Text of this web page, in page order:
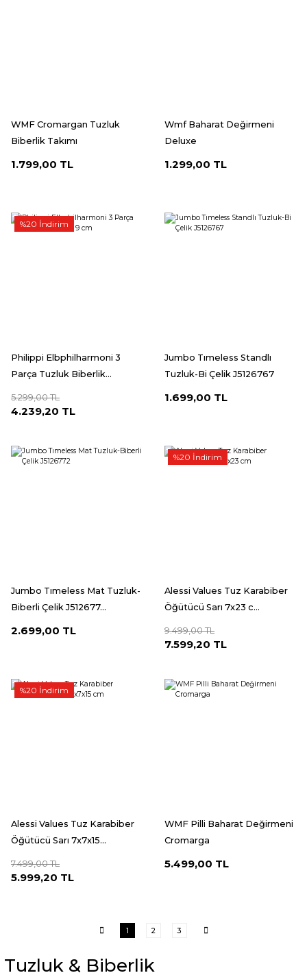
WMF Cromargan Tuzluk
Biberlik Takımı
1.799,00 TL
Wmf Baharat Değirmeni
Deluxe
1.299,00 TL
%20 İndirim
Philippi Elbphilharmoni 3
Parça Tuzluk Biberlik...
5.299,00 TL
4.239,20 TL
Jumbo Tımeless Standlı
Tuzluk-Bi Çelik J5126767
1.699,00 TL
Jumbo Tımeless Mat Tuzluk-
Biberli Çelik J512677...
2.699,00 TL
%20 İndirim
Alessi Values Tuz Karabiber
Öğütücü Sarı 7x23 c...
9.499,00 TL
7.599,20 TL
%20 İndirim
Alessi Values Tuz Karabiber
Öğütücü Sarı 7x7x15...
7.499,00 TL
5.999,20 TL
WMF Pilli Baharat Değirmeni
Cromarga
5.499,00 TL
1 2 3
Tuzluk & Biberlik